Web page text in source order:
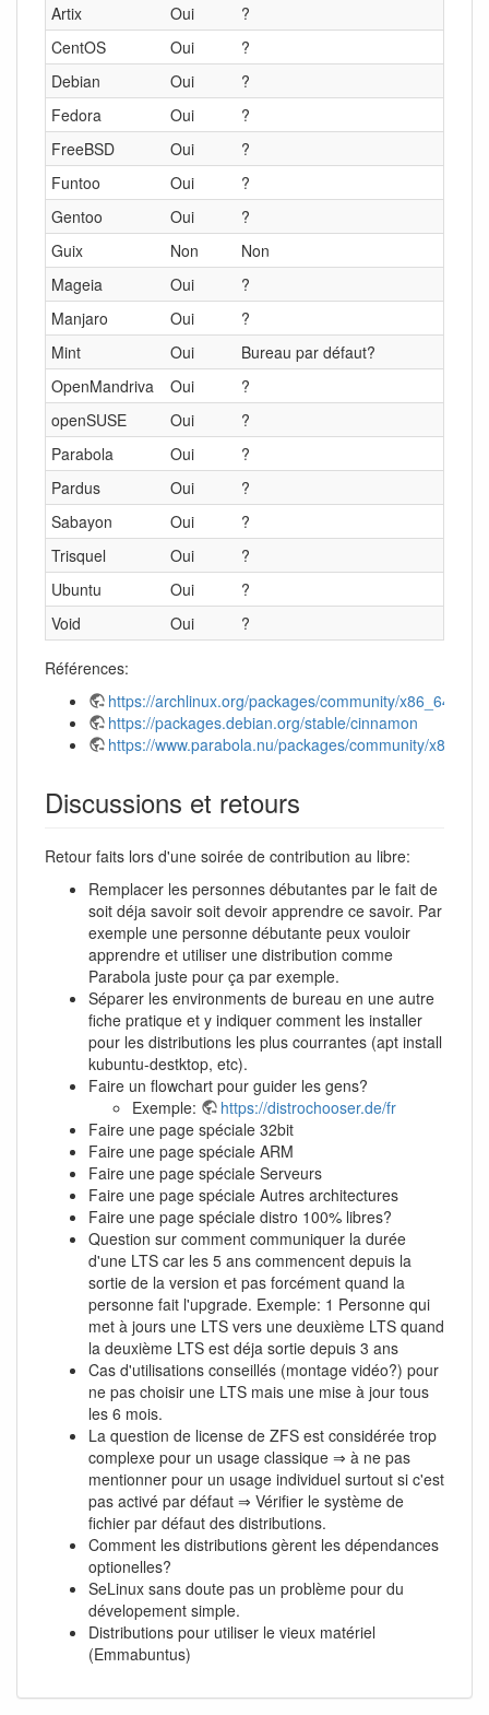
Artix
Oui
?
CentOS
Oui
?
Debian
Oui
?
Fedora
Oui
?
FreeBSD
Oui
?
Funtoo
Oui
?
Gentoo
Oui
?
Guix
Non
Non
Mageia
Oui
?
Manjaro
Oui
?
Mint
Oui
Bureau par défaut?
OpenMandriva
Oui
?
openSUSE
Oui
?
Parabola
Oui
?
Pardus
Oui
?
Sabayon
Oui
?
Trisquel
Oui
?
Ubuntu
Oui
?
Void
Oui ?
Références:
https://archlinux.org/packages/community/x86_64/
https://packages.debian.org/stable/cinnamon
https://www.parabola.nu/packages/community/
Discussions et retours
Retour faits lors d'une soirée de contribution au libre:
Remplacer les personnes débutantes par le fait de
soit déja savoir soit devoir apprendre ce savoir. Par
exemple une personne débutante peux vouloir
apprendre et utiliser une distribution comme
Parabola juste pour ça par exemple.
Séparer les environments de bureau en une autre
fiche pratique et y indiquer comment les installer
pour les distributions les plus courrantes (apt install
kubuntu-destktop, etc).
Faire un flowchart pour guider les gens?
Exemple:
https://distrochooser.de/fr
Faire une page spéciale 32bit
Faire une page spéciale ARM
Faire une page spéciale Serveurs
Faire une page spéciale Autres architectures
Faire une page spéciale distro 100% libres?
Question sur comment communiquer la durée
d'une LTS car les 5 ans commencent depuis la
sortie de la version et pas forcément quand la
personne fait l'upgrade. Exemple: 1 Personne qui
met à jours une LTS vers une deuxième LTS quand
la deuxième LTS est déja sortie depuis 3 ans
Cas d'utilisations conseillés (montage vidéo?) pour
ne pas choisir une LTS mais une mise à jour tous
les 6 mois.
La question de license de ZFS est considérée trop
complexe pour un usage classique ⇒ à ne pas
mentionner pour un usage individuel surtout si c'est
pas activé par défaut ⇒ Vérifier le système de
fichier par défaut des distributions.
Comment les distributions gèrent les dépendances
optionelles?
SeLinux sans doute pas un problème pour du
dévelopement simple.
Distributions pour utiliser le vieux matériel
(Emmabuntus)